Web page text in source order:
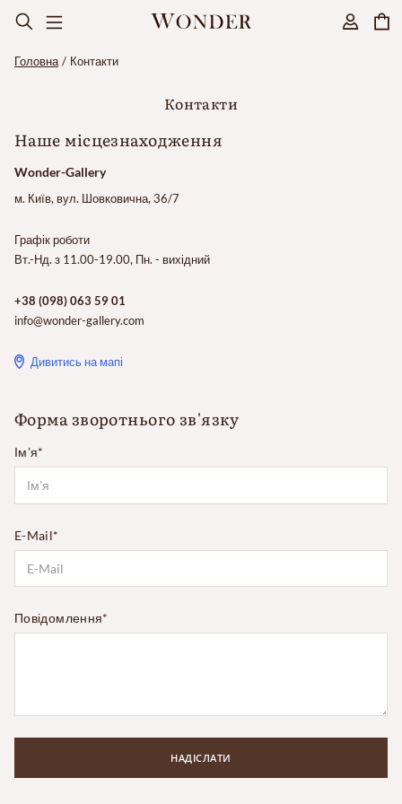
Головна Контакти
Контакти
Наше місцезнаходження
Wonder-Gallery
м. Київ, вул. Шовковична, 36/7
Графік роботи
Вт.-Нд. з 11.00-19.00, Пн. - вихідний
+38 (098) 063 59 01
info@wonder-gallery.com
Дивитись на мапі
Форма зворотнього зв'язку
Ім'я
E-Mail
Повідомлення
НАДІСЛАТИ